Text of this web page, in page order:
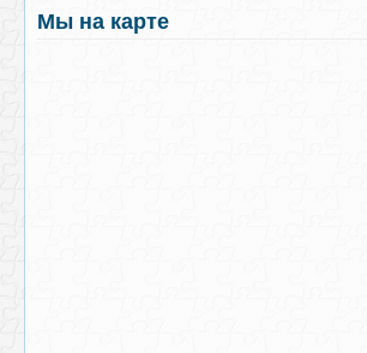
Мы на карте